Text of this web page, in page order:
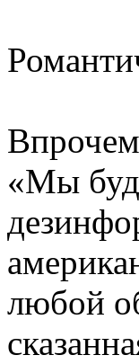
«Мы
любой